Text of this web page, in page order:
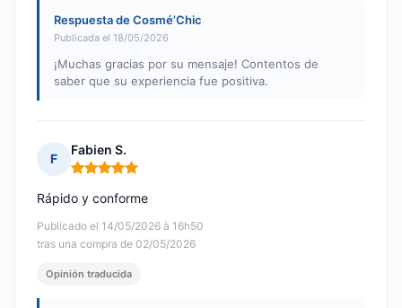
Respuesta de Cosmé’Chic
Publicada el 18/05/2026
¡Muchas gracias por su mensaje! Contentos de
saber que su experiencia fue positiva.
F
Fabien S.
Nota: 5 de 5
Publicado el 14/05/2026 à 16h50
tras una compra de 02/05/2026
Rápido y conforme
Opinión traducida